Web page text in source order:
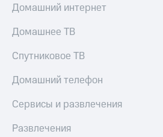
Домашний интернет
Домашнее ТВ
Спутниковое ТВ
Домашний телефон
Сервисы и развлечения
Развлечения